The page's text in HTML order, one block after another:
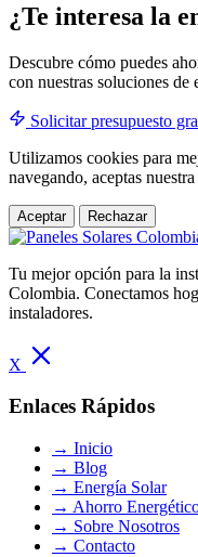
¿Te interesa la
Descubre cómo puedes
con nuestras soluciones de
Solicitar presupuesto
Utilizamos cookies para
navegando, aceptas
Aceptar Rechazar
Tu mejor opción para la
Colombia. Conectamos
instaladores.
X
Enlaces Rápidos
→ Inicio
→ Blog
→ Energía Solar
→ Ahorro
→ Sobre Nosotros
→ Contacto